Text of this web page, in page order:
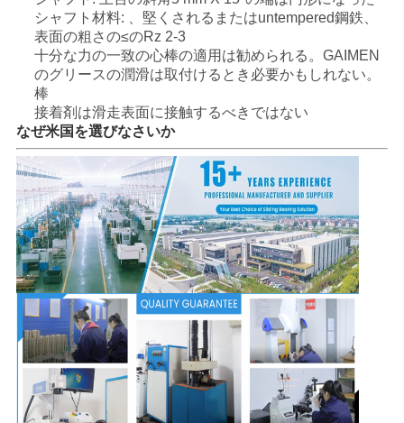
シャフト材料: 、堅くされるまたはuntempered鋼鉄、
表面の粗さの≤のRz 2-3
十分な力の一致の心棒の適用は勧められる。GAIMEN
のグリースの潤滑は取付けるとき必要かもしれない。
棒
接着剤は滑走表面に接触するべきではない
なぜ米国を選びなさいか